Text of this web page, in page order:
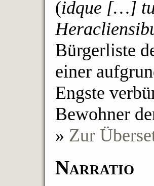
(idque […]
Bürgerliste
einer
Engste
Bewohner
» Zur
Narratio